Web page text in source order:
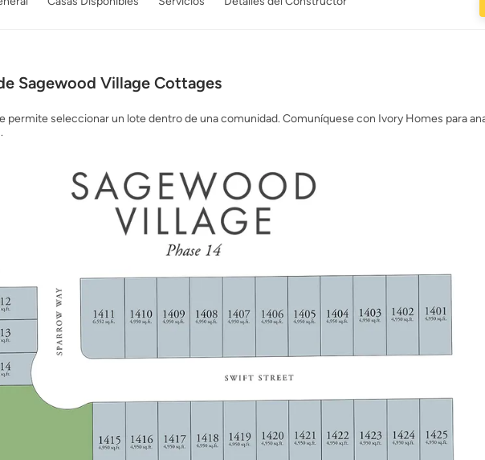
Sagewood Village Cottages
permite seleccionar un lote dentro de una comunidad. Comuníquese con Ivory Homes para